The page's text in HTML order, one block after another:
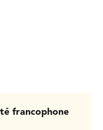
francophone